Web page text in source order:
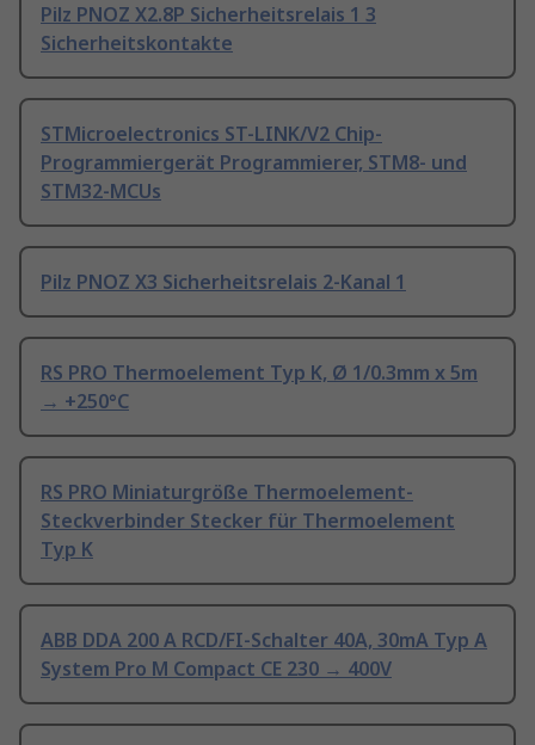
Pilz PNOZ X2.8P Sicherheitsrelais 1 3
Sicherheitskontakte
STMicroelectronics ST-LINK/V2 Chip-
Programmiergerät Programmierer, STM8- und
STM32-MCUs
Pilz PNOZ X3 Sicherheitsrelais 2-Kanal 1
RS PRO Thermoelement Typ K, Ø 1/0.3mm x 5m
→ +250°C
RS PRO Miniaturgröße Thermoelement-
Steckverbinder Stecker für Thermoelement
Typ K
ABB DDA 200 A RCD/FI-Schalter 40A, 30mA Typ A
System Pro M Compact CE 230 → 400V